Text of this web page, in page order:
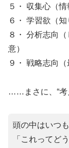
５・ 収集心（
６・ 学習欲（
８・ 分析志向
意）
９・ 戦略志向
……まさに、“考
頭の中はいつも
「これってど